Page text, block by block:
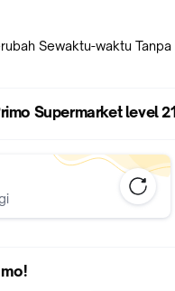
Sewaktu-waktu Tanpa
Supermarket level 21